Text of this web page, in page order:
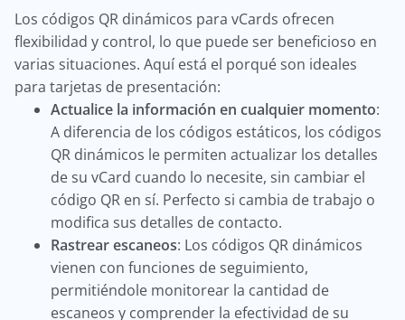
Los códigos QR dinámicos para vCards ofrecen
flexibilidad y control, lo que puede ser beneficioso en
varias situaciones. Aquí está el porqué son ideales
para tarjetas de presentación:
Actualice la información en cualquier momento:
A diferencia de los códigos estáticos, los códigos
QR dinámicos le permiten actualizar los detalles
de su vCard cuando lo necesite, sin cambiar el
código QR en sí. Perfecto si cambia de trabajo o
modifica sus detalles de contacto.
Rastrear escaneos: Los códigos QR dinámicos
vienen con funciones de seguimiento,
permitiéndole monitorear la cantidad de
escaneos y comprender la efectividad de su